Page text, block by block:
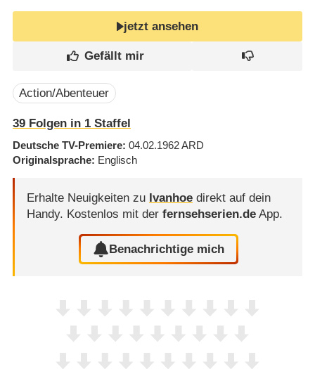
jetzt ansehen
Action/Abenteuer
39Folgen in 1Staffel
Deutsche TV-Premiere 04.02.1962ARD
Originalsprache Englisch
Erhalte Neuigkeiten zu Ivanhoedirekt auf dein
Handy. Kostenlos mit der fernsehserien.deApp.
Benachrichtige mich